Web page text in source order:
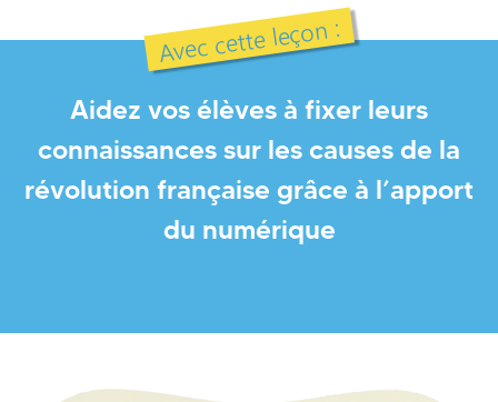
Avec cette leçon :
Aidez vos élèves à fixer leurs
connaissances sur les causes de la
révolution française grâce à l’apport
du numérique